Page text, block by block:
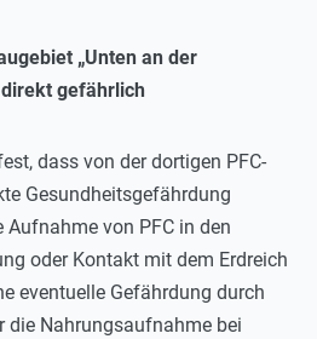
„Unten an der
gefährlich
dass von der dortigen PFC-
Gesundheitsgefährdung
Aufnahme von PFC in den
oder Kontakt mit dem Erdreich
eventuelle Gefährdung durch
die Nahrungsaufnahme bei